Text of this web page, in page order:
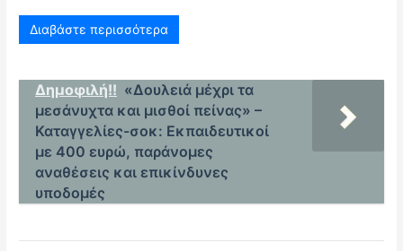
Διαβάστε περισσότερα
Δημοφιλή!! «Δουλειά μέχρι τα
μεσάνυχτα και μισθοί πείνας» –
Καταγγελίες-σοκ: Εκπαιδευτικοί
με 400 ευρώ, παράνομες
αναθέσεις και επικίνδυνες
υποδομές